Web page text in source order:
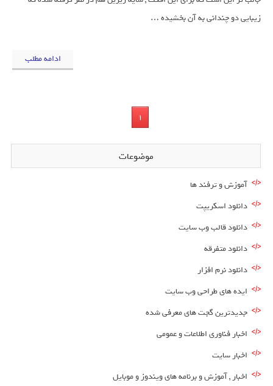
زیبایی دو چندانی به آن بخشیده …
ادامه مطلب
1
موضوعات
آموزش و ترفند ها
دانلود اسکریپت
دانلود قالب وب سایت
دانلود متفرقه
دانلود نرم افزار
ایده های طراحی وب سایت
جدیدترین گجت های معرفی شده
اخبار فناوری اطلاعات و عمومی
اخبار سایت
اخبار , آموزش و برنامه های ویندوز و موبایل